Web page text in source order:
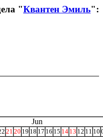
"Квантен Эмиль":
Jun
21 20 19 18 17 16 15 14 13 12 11 10